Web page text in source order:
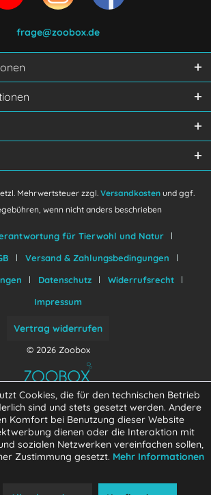
zu.
Felder sind Pflichtfelder.
Senden
frage@zoobox.de
Mehrwertsteuer zzgl. Versandkosten und ggf.
wenn nicht anders beschrieben
für Tierwohl und Natur
Versand & Zahlungsbedingungen
Datenschutz
Widerrufsrecht
Impressum
Vertrag widerrufen
© 2026 Zoobox
Cookies, die für den technischen Betrieb
sind und stets gesetzt werden. Andere
Komfort bei Benutzung dieser Website
dienen oder die Interaktion mit
sozialen Netzwerken vereinfachen sollen,
Zustimmung gesetzt. Mehr Informationen